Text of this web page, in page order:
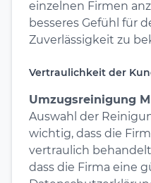
einzelnen Firmen
besseres Gefühl für
Zuverlässigkeit zu
Vertraulichkeit der
Umzugsreinigung
Auswahl der
wichtig, dass die
vertraulich
dass die Firma eine